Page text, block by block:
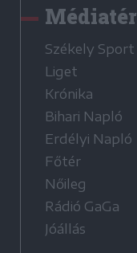
Médiatér
Székely Sport
Liget
Krónika
Bihari Napló
Erdélyi Napló
Főtér
Nőileg
Rádió GaGa
Jóállás